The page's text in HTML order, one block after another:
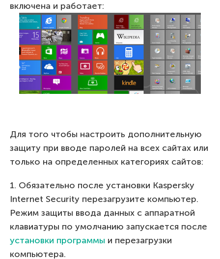
включена и работает:
Для того чтобы настроить дополнительную
защиту при вводе паролей на всех сайтах или
только на определенных категориях сайтов:
1. Обязательно после установки Kaspersky
Internet Security перезагрузите компьютер.
Режим защиты ввода данных с аппаратной
клавиатуры по умолчанию запускается после
установки программы и перезагрузки
компьютера.